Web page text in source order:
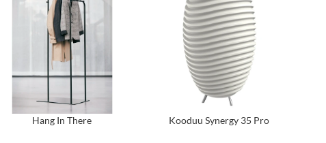
Hang In There Kooduu Synergy 35 Pro